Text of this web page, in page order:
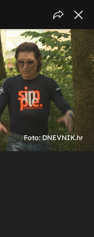
Foto: DNEVNIK.hr